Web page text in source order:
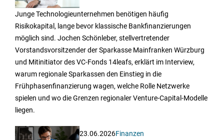
Junge Technologieunternehmen benötigen häufig
Risikokapital, lange bevor klassische Bankfinanzierungen
möglich sind. Jochen Schönleber, stellvertretender
Vorstandsvorsitzender der Sparkasse Mainfranken Würzburg
und Mitinitiator des VC-Fonds 14leafs, erklärt im Interview,
warum regionale Sparkassen den Einstieg in die
Frühphasenfinanzierung wagen, welche Rolle Netzwerke
spielen und wo die Grenzen regionaler Venture-Capital-Modelle
liegen.
23.06.2026Finanzen